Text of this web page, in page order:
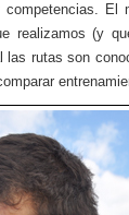
El
realizamos (y
rutas son